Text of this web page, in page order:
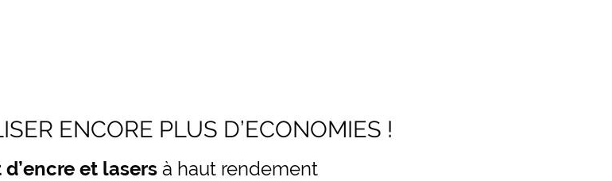
ENCORE PLUS D’ECONOMIES !
et lasersà haut rendement